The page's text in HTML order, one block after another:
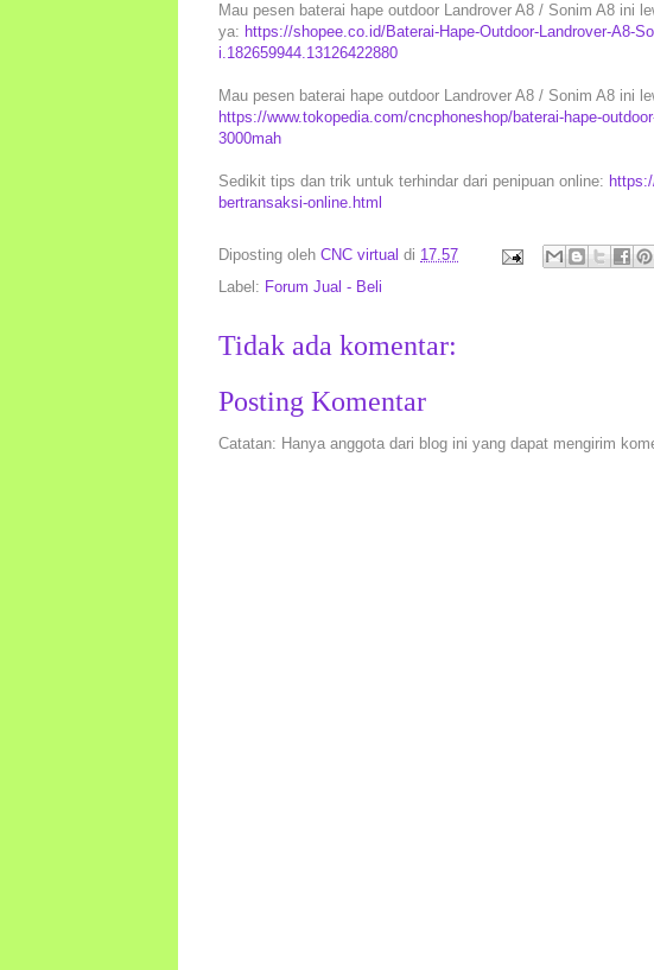
Mau pesen baterai hape outdoor Landrover A8 / Sonim A8 ini
ya: https://shopee.co.id/Baterai-Hape-Outdoor-Landrover-A8-
i.182659944.13126422880
Mau pesen baterai hape outdoor Landrover A8 / Sonim A8 ini
https://www.tokopedia.com/cncphoneshop/baterai-hape-
3000mah
Sedikit tips dan trik untuk terhindar dari penipuan online:
bertransaksi-online.html
Diposting oleh CNC virtual di 17.57
Label: Forum Jual - Beli
Tidak ada komentar:
Posting Komentar
Catatan: Hanya anggota dari blog ini yang dapat mengirim